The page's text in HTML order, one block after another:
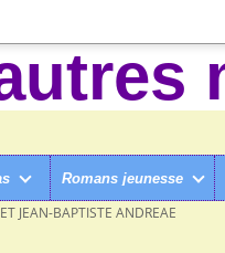
Romans jeunesse
JEAN-BAPTISTE ANDREAE